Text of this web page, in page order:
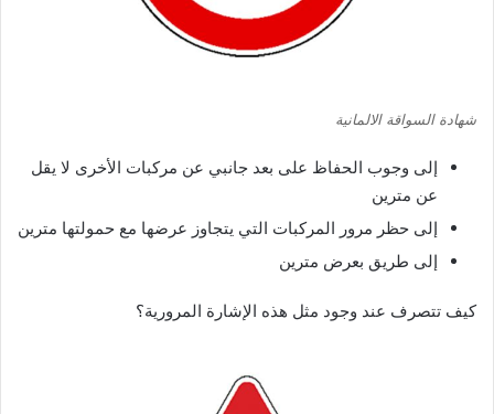
شهادة السواقة الالمانية
إلى وجوب الحفاظ على بعد جانبي عن مركبات الأخرى لا يقل
عن مترين
إلى حظر مرور المركبات التي يتجاوز عرضها مع حمولتها مترين
إلى طريق بعرض مترين
كيف تتصرف عند وجود مثل هذه الإشارة المرورية؟